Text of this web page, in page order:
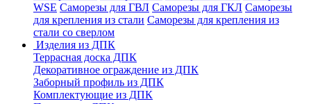
WSE Саморезы для ГВЛ Саморезы для ГКЛ Саморезы
для крепления из стали Саморезы для крепления из
стали со сверлом
Изделия из ДПК
Террасная доска ДПК
Декоративное ограждение из ДПК
Заборный профиль из ДПК
Комплектующие из ДПК